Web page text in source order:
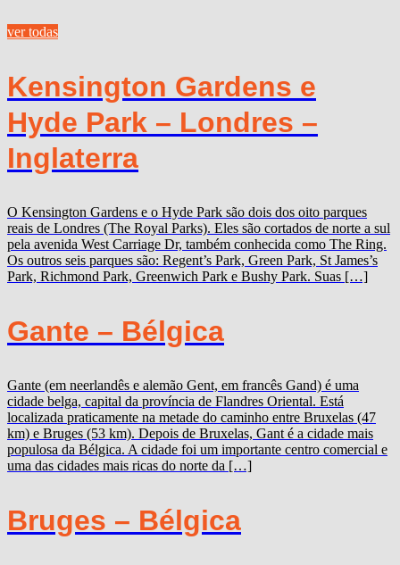
ver todas
Kensington Gardens e
Hyde Park – Londres –
Inglaterra
O Kensington Gardens e o Hyde Park são dois dos oito parques
reais de Londres (The Royal Parks). Eles são cortados de norte a sul
pela avenida West Carriage Dr, também conhecida como The Ring.
Os outros seis parques são: Regent’s Park, Green Park, St James’s
Park, Richmond Park, Greenwich Park e Bushy Park. Suas […]
Gante – Bélgica
Gante (em neerlandês e alemão Gent, em francês Gand) é uma
cidade belga, capital da província de Flandres Oriental. Está
localizada praticamente na metade do caminho entre Bruxelas (47
km) e Bruges (53 km). Depois de Bruxelas, Gant é a cidade mais
populosa da Bélgica. A cidade foi um importante centro comercial e
uma das cidades mais ricas do norte da […]
Bruges – Bélgica